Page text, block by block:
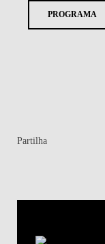
PROGRAMA
Partilha